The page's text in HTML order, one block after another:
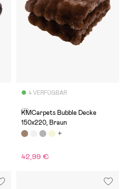
4 VERFÜGBAR
(2)
KMCarpets Bubble Decke
150x220, Braun
42,99 €